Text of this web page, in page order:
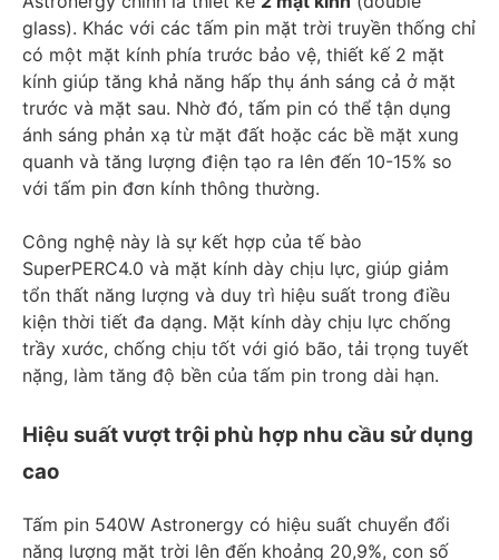
glass). Khác với các tấm pin mặt trời truyền thống chỉ
có một mặt kính phía trước bảo vệ, thiết kế 2 mặt
kính giúp tăng khả năng hấp thụ ánh sáng cả ở mặt
trước và mặt sau. Nhờ đó, tấm pin có thể tận dụng
ánh sáng phản xạ từ mặt đất hoặc các bề mặt xung
quanh và tăng lượng điện tạo ra lên đến 10-15% so
với tấm pin đơn kính thông thường.
Công nghệ này là sự kết hợp của tế bào
SuperPERC4.0 và mặt kính dày chịu lực, giúp giảm
tổn thất năng lượng và duy trì hiệu suất trong điều
kiện thời tiết đa dạng. Mặt kính dày chịu lực chống
trầy xước, chống chịu tốt với gió bão, tải trọng tuyết
nặng, làm tăng độ bền của tấm pin trong dài hạn.
Hiệu suất vượt trội phù hợp nhu cầu sử dụng
cao
Tấm pin 540W Astronergy có hiệu suất chuyển đổi
năng lượng mặt trời lên đến khoảng 20,9%, con số